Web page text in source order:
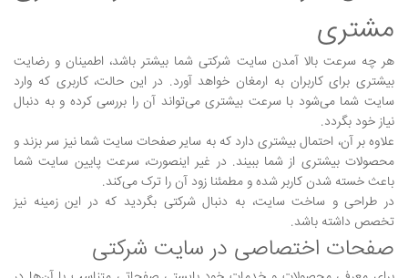
مشتری
هر چه سرعت بالا آمدن سایت شرکتی شما بیشتر باشد، اطمینان و رضایت
بیشتری برای کاربران به ارمغان خواهد آورد. در این حالت، کاربری که وارد
سایت شما می‌شود با سرعت بیشتری می‌تواند آن را بررسی کرده و به دنبال
نیاز خود بگردد.
علاوه بر آن، احتمال بیشتری دارد که به سایر صفحات سایت شما نیز سر بزند و
محصولات بیشتری از شما ببیند. در غیر اینصورت، سرعت پایین سایت شما
باعث خسته شدن کاربر شده و مطمئنا زود آن را ترک می‌کند.
در طراحی و ساخت سایت، به دنبال شرکتی بگردید که در این زمینه نیز
تخصص داشته باشد.
صفحات اختصاصی در سایت شرکتی